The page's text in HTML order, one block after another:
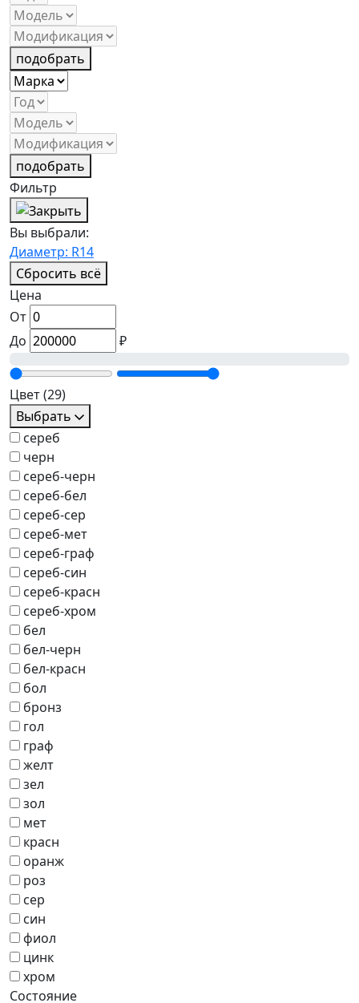
подобрать
подобрать
Фильтр
Вы выбрали:
Диаметр: R14
Сбросить всё
Цена
От
До
₽
Цвет(29)
Выбрать
сереб
черн
сереб-черн
сереб-бел
сереб-сер
сереб-мет
сереб-граф
сереб-син
сереб-красн
сереб-хром
бел
бел-черн
бел-красн
бол
бронз
гол
граф
желт
зел
зол
мет
красн
оранж
роз
сер
син
фиол
цинк
хром
Состояние